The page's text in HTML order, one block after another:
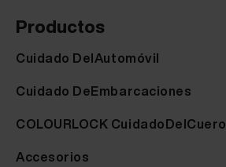
Productos
Cuidado DelAutomóvil
Cuidado DeEmbarcaciones
COLOURLOCK CuidadoDelCuero
Accesorios